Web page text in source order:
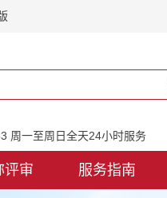
周一至周日全天24小时服务
评审 服务指南